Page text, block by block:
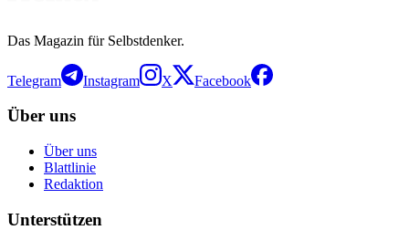
Das Magazin für Selbstdenker.
Telegram Instagram X Facebook
Über uns
Über uns
Blattlinie
Redaktion
Unterstützen